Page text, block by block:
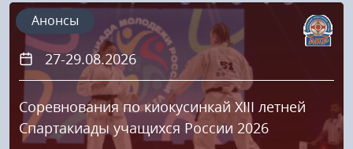
27-29.08.2026
Соревнования по киокусинкай XIII летней
Спартакиады учащихся России 2026
Анонсы